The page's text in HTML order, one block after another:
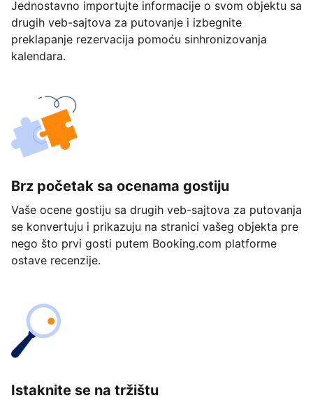
Jednostavno importujte informacije o svom objektu sa
drugih veb-sajtova za putovanje i izbegnite
preklapanje rezervacija pomoću sinhronizovanja
kalendara.
Brz početak sa ocenama gostiju
Vaše ocene gostiju sa drugih veb-sajtova za putovanja
se konvertuju i prikazuju na stranici vašeg objekta pre
nego što prvi gosti putem Booking.com platforme
ostave recenzije.
Istaknite se na tržištu